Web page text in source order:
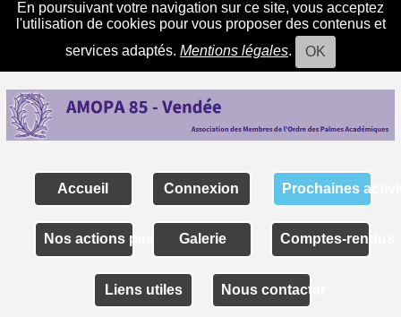
En poursuivant votre navigation sur ce site, vous acceptez
l'utilisation de cookies pour vous proposer des contenus et
services adaptés. Mentions légales. OK
Accueil Connexion Prochaines
Nos actions passéesGalerie Comptes-rendus
Liens utiles Nous contacter